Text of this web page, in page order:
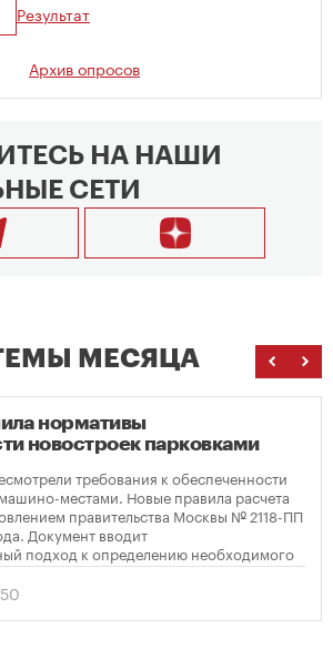
Результат
Архив опросов
НА НАШИ
СЕТИ
МЕСЯЦА
нормативы
новостроек парковками
требования к обеспеченности
местами. Новые правила расчета
правительства Москвы № 2118-ПП
Документ вводит
подход к определению необходимого
в зависимости от площади квартир и
период для уже согласованных